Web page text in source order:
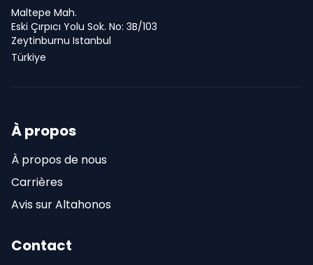
Maltepe Mah.
Eski Çırpıcı Yolu Sok. No: 3B/103
Zeytinburnu Istanbul
Türkiye
À propos
À propos de nous
Carrières
Avis sur Altahonos
Contact